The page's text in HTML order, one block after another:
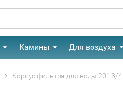
Камины Для воздуха
Корпус фильтра для воды 20", 3/